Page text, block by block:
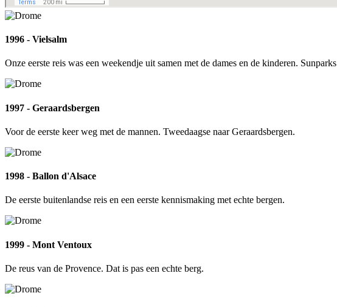
1996 - Vielsalm
Onze eerste reis was een weekendje uit samen met de dames en de kinderen. Sunparks
1997 - Geraardsbergen
Voor de eerste keer weg met de mannen. Tweedaagse naar Geraardsbergen.
1998 - Ballon d'Alsace
De eerste buitenlandse reis en een eerste kennismaking met echte bergen.
1999 - Mont Ventoux
De reus van de Provence. Dat is pas een echte berg.